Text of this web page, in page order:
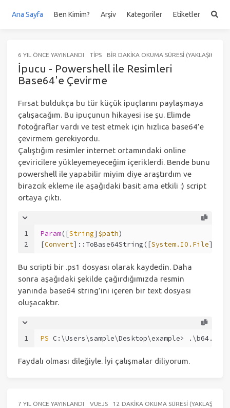
Ana Sayfa Ben Kimim? Arşiv Kategoriler Etiketler
6 YIL ÖNCE YAYINLANDI TIPS BIR DAKIKA OKUMA SÜRESI (YAKLAŞIK 192
İpucu - Powershell ile Resimleri
Base64'e Çevirme
Fırsat buldukça bu tür küçük ipuçlarını paylaşmaya
çalışacağım. Bu ipuçunun hikayesi ise şu. Elimde
fotoğraflar vardı ve test etmek için hızlıca base64’e
çevirmem gerekiyordu.
Çalıştığım resimler internet ortamındaki online
çeviricilere yükleyemeyeceğim içeriklerdi. Bende bunu
powershell ile yapabilir miyim diye araştırdım ve
birazcık ekleme ile aşağıdaki basit ama etkili :) script
ortaya çıktı.
1
2
Param([String] $path)
[Convert]::ToBase64String([System.IO.File
Bu scripti bir .ps1 dosyası olarak kaydedin. Daha
sonra aşağıdaki şekilde çağırdığımızda resmin
yanında base64 string’ini içeren bir text dosyası
oluşacaktır.
1 PS C:\Users\sample\Desktop\example>
Faydalı olması dileğiyle. İyi çalışmalar diliyorum.
7 YIL ÖNCE YAYINLANDI VUEJS 12 DAKIKA OKUMA SÜRESI (YAKLAŞIK